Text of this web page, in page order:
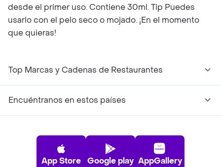
desde el primer uso. Contiene 30ml. Tip Puedes
usarlo con el pelo seco o mojado. ¡En el momento
que quieras!
Top Marcas y Cadenas de Restaurantes
Encuéntranos en estos países
App Store Google play AppGallery